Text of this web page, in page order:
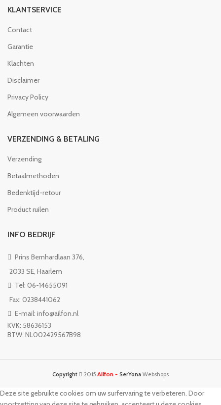
KLANTSERVICE
Contact
Garantie
Klachten
Disclaimer
Privacy Policy
Algemeen voorwaarden
VERZENDING & BETALING
Verzending
Betaalmethoden
Bedenktijd-retour
Product ruilen
INFO BEDRIJF
Prins Bernhardlaan 376,
2033 SE, Haarlem
Tel: 06-14655091
Fax: 0238441062
E-mail: info@ailfon.nl
KVK: 58636153
BTW: NL002429567B98
Copyright 2015 Ailfon - SerYona Webshops
Deze site gebruikte cookies om uw surfervaring te verbeteren. Door